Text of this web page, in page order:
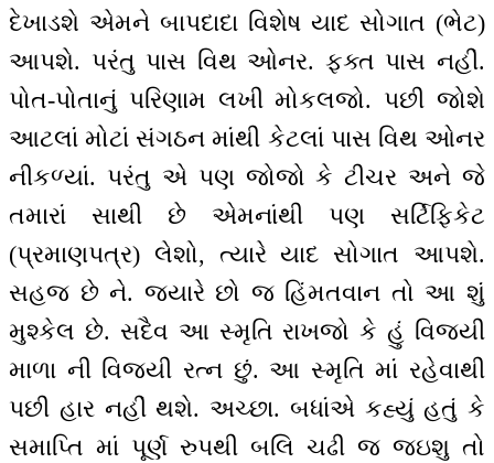
દેખાડશે એમને બાપદાદા વિશેષ યાદ સોગાત (ભેટ)
આપશે. પરંતુ પાસ વિથ ઓનર. ફક્ત પાસ નહીં.
પોત-પોતાનું પરિણામ લખી મોકલજો. પછી જોશે
આટલાં મોટાં સંગઠન માંથી કેટલાં પાસ વિથ ઓનર
નીકળ્યાં. પરંતુ એ પણ જોજો કે ટીચર અને જે
તમારાં સાથી છે એમનાંથી પણ સર્ટિફિકેટ
(પ્રમાણપત્ર) લેશો, ત્યારે યાદ સોગાત આપશે.
સહજ છે ને. જ્યારે છો જ હિંમતવાન તો આ શું
મુશ્કેલ છે. સદૈવ આ સ્મૃતિ રાખજો કે હું વિજયી
માળા ની વિજયી રત્ન છું. આ સ્મૃતિ માં રહેવાથી
પછી હાર નહીં થશે. અચ્છા. બધાંએ કહ્યું હતું કે
સમાપ્તિ માં પૂર્ણ રુપથી બલિ ચઢી જ જઇશુ તો